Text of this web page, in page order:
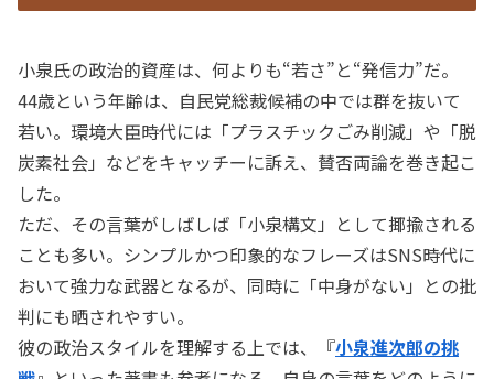
小泉氏の政治的資産は、何よりも“若さ”と“発信力”だ。
44歳という年齢は、自民党総裁候補の中では群を抜いて
若い。環境大臣時代には「プラスチックごみ削減」や「脱
炭素社会」などをキャッチーに訴え、賛否両論を巻き起こ
した。
ただ、その言葉がしばしば「小泉構文」として揶揄される
ことも多い。シンプルかつ印象的なフレーズはSNS時代に
おいて強力な武器となるが、同時に「中身がない」との批
判にも晒されやすい。
彼の政治スタイルを理解する上では、『小泉進次郎の挑